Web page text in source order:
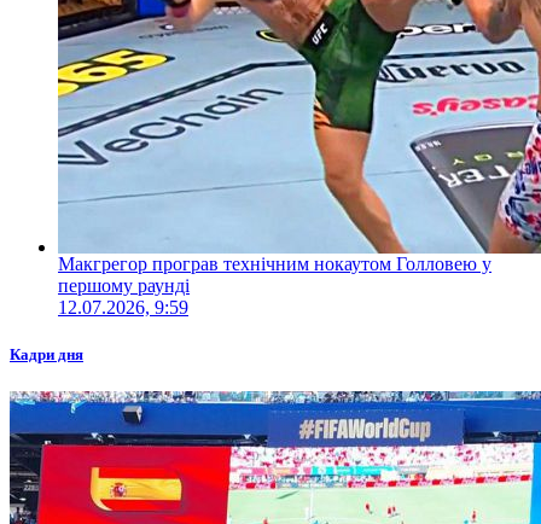
Макгрегор програв технічним нокаутом Голловею у
першому раунді
12.07.2026, 9:59
Кадри дня